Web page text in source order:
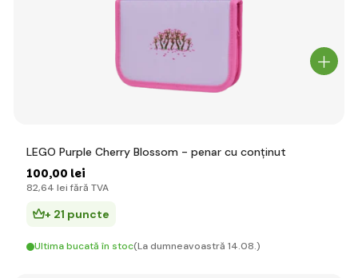
LEGO Purple Cherry Blossom - penar cu conținut
100,00 lei
82,64 lei fără TVA
+ 21 puncte
Ultima bucată în stoc(La dumneavoastră 14.08.)